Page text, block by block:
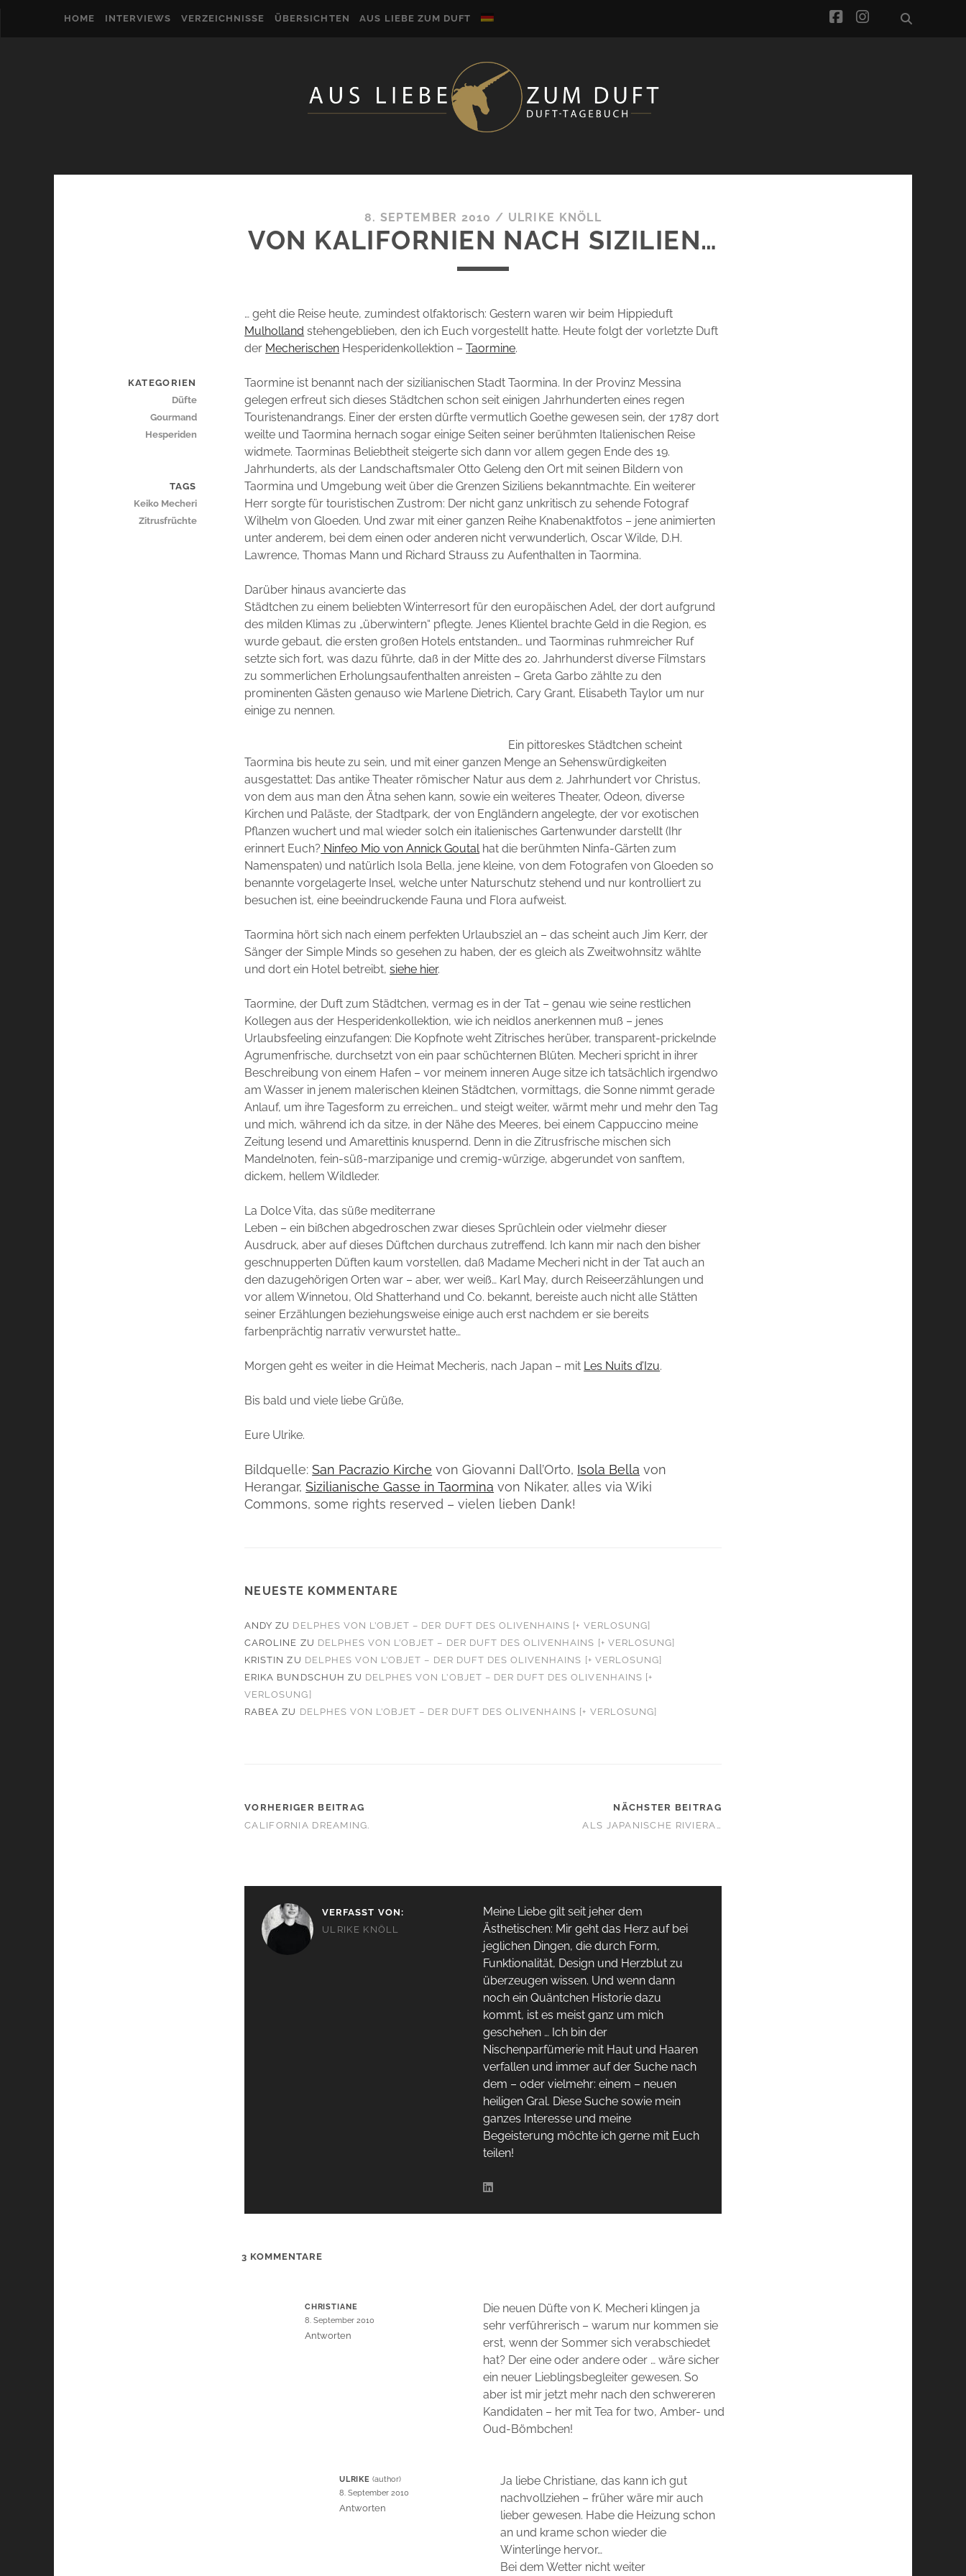
HOME INTERVIEWS VERZEICHNISSE ÜBERSICHTEN AUS LIEBE ZUM DUFT facebook
instagram
8. SEPTEMBER 2010 / ULRIKE KNÖLL
VON KALIFORNIEN NACH SIZILIEN…
… geht die Reise heute, zumindest olfaktorisch: Gestern waren wir beim Hippieduft
Mulholland stehengeblieben, den ich Euch vorgestellt hatte. Heute folgt der vorletzte Duft
der Mecherischen Hesperidenkollektion –Taormine.
Taormine ist benannt nach der sizilianischen Stadt Taormina. In der Provinz Messina
gelegen erfreut sich dieses Städtchen schon seit einigen Jahrhunderten eines regen
Touristenandrangs. Einer der ersten dürfte vermutlich Goethe gewesen sein, der 1787 dort
weilte und Taormina hernach sogar einige Seiten seiner berühmten Italienischen Reise
widmete. Taorminas Beliebtheit steigerte sich dann vor allem gegen Ende des 19.
Jahrhunderts, als der Landschaftsmaler Otto Geleng den Ort mit seinen Bildern von
Taormina und Umgebung weit über die Grenzen Siziliens bekanntmachte. Ein weiterer
Herr sorgte für touristischen Zustrom: Der nicht ganz unkritisch zu sehende Fotograf
Wilhelm von Gloeden. Und zwar mit einer ganzen Reihe Knabenaktfotos – jene animierten
unter anderem, bei dem einen oder anderen nicht verwunderlich, Oscar Wilde, D.H.
Lawrence, Thomas Mann und Richard Strauss zu Aufenthalten in Taormina.
Darüber hinaus avancierte das
Städtchen zu einem beliebten Winterresort für den europäischen Adel, der dort aufgrund
des milden Klimas zu „überwintern“ pflegte. Jenes Klientel brachte Geld in die Region, es
wurde gebaut, die ersten großen Hotels entstanden… und Taorminas ruhmreicher Ruf
setzte sich fort, was dazu führte, daß in der Mitte des 20. Jahrhunderst diverse Filmstars
zu sommerlichen Erholungsaufenthalten anreisten – Greta Garbo zählte zu den
prominenten Gästen genauso wie Marlene Dietrich, Cary Grant, Elisabeth Taylor um nur
einige zu nennen.
Ein pittoreskes Städtchen scheint
Taormina bis heute zu sein, und mit einer ganzen Menge an Sehenswürdigkeiten
ausgestattet: Das antike Theater römischer Natur aus dem 2. Jahrhundert vor Christus,
von dem aus man den Ätna sehen kann, sowie ein weiteres Theater, Odeon, diverse
Kirchen und Paläste, der Stadtpark, der von Engländern angelegte, der vor exotischen
Pflanzen wuchert und mal wieder solch ein italienisches Gartenwunder darstellt (Ihr
erinnert Euch? Ninfeo Mio von Annick Goutalhat die berühmten Ninfa-Gärten zum
Namenspaten) und natürlich Isola Bella, jene kleine, von dem Fotografen von Gloeden so
benannte vorgelagerte Insel, welche unter Naturschutz stehend und nur kontrolliert zu
besuchen ist, eine beeindruckende Fauna und Flora aufweist.
Taormina hört sich nach einem perfekten Urlaubsziel an – das scheint auch Jim Kerr, der
Sänger der Simple Minds so gesehen zu haben, der es gleich als Zweitwohnsitz wählte
und dort ein Hotel betreibt,siehe hier.
Taormine, der Duft zum Städtchen, vermag es in der Tat – genau wie seine restlichen
Kollegen aus der Hesperidenkollektion, wie ich neidlos anerkennen muß – jenes
Urlaubsfeeling einzufangen: Die Kopfnote weht Zitrisches herüber, transparent-prickelnde
Agrumenfrische, durchsetzt von ein paar schüchternen Blüten. Mecheri spricht in ihrer
Beschreibung von einem Hafen – vor meinem inneren Auge sitze ich tatsächlich irgendwo
am Wasser in jenem malerischen kleinen Städtchen, vormittags, die Sonne nimmt gerade
Anlauf, um ihre Tagesform zu erreichen… und steigt weiter, wärmt mehr und mehr den Tag
und mich, während ich da sitze, in der Nähe des Meeres, bei einem Cappuccino meine
Zeitung lesend und Amarettinis knuspernd. Denn in die Zitrusfrische mischen sich
Mandelnoten, fein-süß-marzipanige und cremig-würzige, abgerundet von sanftem,
dickem, hellem Wildleder.
La Dolce Vita, das süße mediterrane
Leben – ein bißchen abgedroschen zwar dieses Sprüchlein oder vielmehr dieser
Ausdruck, aber auf dieses Düftchen durchaus zutreffend. Ich kann mir nach den bisher
geschnupperten Düften kaum vorstellen, daß Madame Mecheri nicht in der Tat auch an
den dazugehörigen Orten war – aber, wer weiß… Karl May, durch Reiseerzählungen und
vor allem Winnetou, Old Shatterhand und Co. bekannt, bereiste auch nicht alle Stätten
seiner Erzählungen beziehungsweise einige auch erst nachdem er sie bereits
farbenprächtig narrativ verwurstet hatte…
Morgen geht es weiter in die Heimat Mecheris, nach Japan – mit Les Nuits d’Izu.
Bis bald und viele liebe Grüße,
Eure Ulrike.
Bildquelle:San Pacrazio Kirche von Giovanni Dall’Orto, Isola Bella von
Herangar,Sizilianische Gasse in Taormina von Nikater, alles via Wiki
Commons, some rights reserved – vielen lieben Dank!
NEUESTE KOMMENTARE
ANDY ZU DELPHES VON L’OBJET – DER DUFT DES OLIVENHAINS [+ VERLOSUNG]
CAROLINE ZU DELPHES VON L’OBJET – DER DUFT DES OLIVENHAINS [+ VERLOSUNG]
KRISTIN ZU DELPHES VON L’OBJET – DER DUFT DES OLIVENHAINS [+ VERLOSUNG]
ERIKA BUNDSCHUH ZU DELPHES VON L’OBJET – DER DUFT DES OLIVENHAINS [+
VERLOSUNG]
RABEA ZU DELPHES VON L’OBJET – DER DUFT DES OLIVENHAINS [+ VERLOSUNG]
VORHERIGER BEITRAG
CALIFORNIA DREAMING.
NÄCHSTER BEITRAG
ALS JAPANISCHE RIVIERA…
KATEGORIEN
Düfte
Gourmand
Hesperiden
TAGS
Keiko Mecheri
Zitrusfrüchte
VERFASST VON:
ULRIKE KNÖLL
Meine Liebe gilt seit jeher dem
Ästhetischen: Mir geht das Herz auf bei
jeglichen Dingen, die durch Form,
Funktionalität, Design und Herzblut zu
überzeugen wissen. Und wenn dann
noch ein Quäntchen Historie dazu
kommt, ist es meist ganz um mich
geschehen … Ich bin der
Nischenparfümerie mit Haut und Haaren
verfallen und immer auf der Suche nach
dem – oder vielmehr: einem – neuen
heiligen Gral. Diese Suche sowie mein
ganzes Interesse und meine
Begeisterung möchte ich gerne mit Euch
teilen!
3 KOMMENTARE
CHRISTIANE
8. September 2010
Antworten
Die neuen Düfte von K. Mecheri klingen ja
sehr verführerisch – warum nur kommen sie
erst, wenn der Sommer sich verabschiedet
hat? Der eine oder andere oder … wäre sicher
ein neuer Lieblingsbegleiter gewesen. So
aber ist mir jetzt mehr nach den schwereren
Kandidaten – her mit Tea for two, Amber- und
Oud-Bömbchen!
ULRIKE
8. September 2010
Antworten
Ja liebe Christiane, das kann ich gut
nachvollziehen – früher wäre mir auch
lieber gewesen. Habe die Heizung schon
an und krame schon wieder die
Winterlinge hervor…
Bei dem Wetter nicht weiter